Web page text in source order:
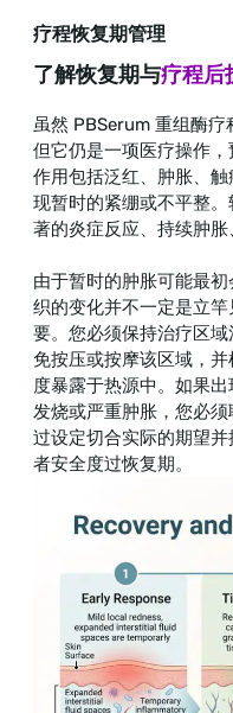
疗程恢复期管理
了解恢复期与疗程后
虽然 PBSerum 重组酶疗
但它仍是一项医疗操作
作用包括泛红、肿胀、
现暂时的紧绷或不平整
著的炎症反应、持续肿胀
由于暂时的肿胀可能最
织的变化并不一定是立
要。您必须保持治疗区
免按压或按摩该区域，
度暴露于热源中。如果出
发烧或严重肿胀，您必
过设定切合实际的期望
者安全度过恢复期。